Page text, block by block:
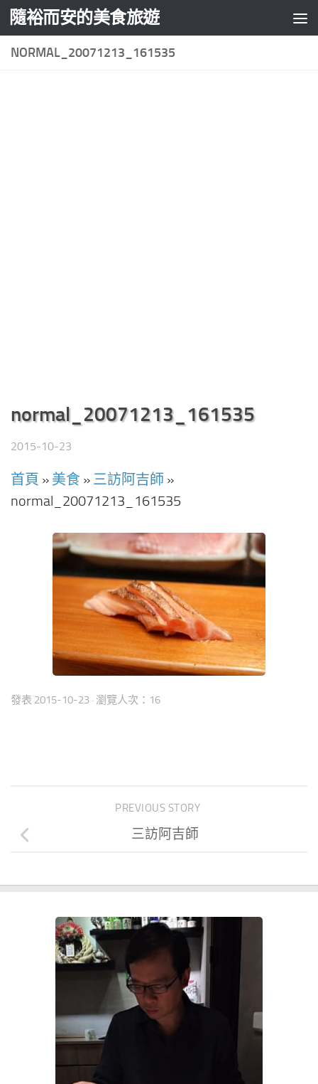
Skip to content
隨裕而安的美食旅遊
NORMAL_20071213_161535
normal_20071213_161535
2015-10-23
首頁 » 美食 » 三訪阿吉師 »
normal_20071213_161535
發表 2015-10-23 · 瀏覽人次：16
PREVIOUS STORY
三訪阿吉師